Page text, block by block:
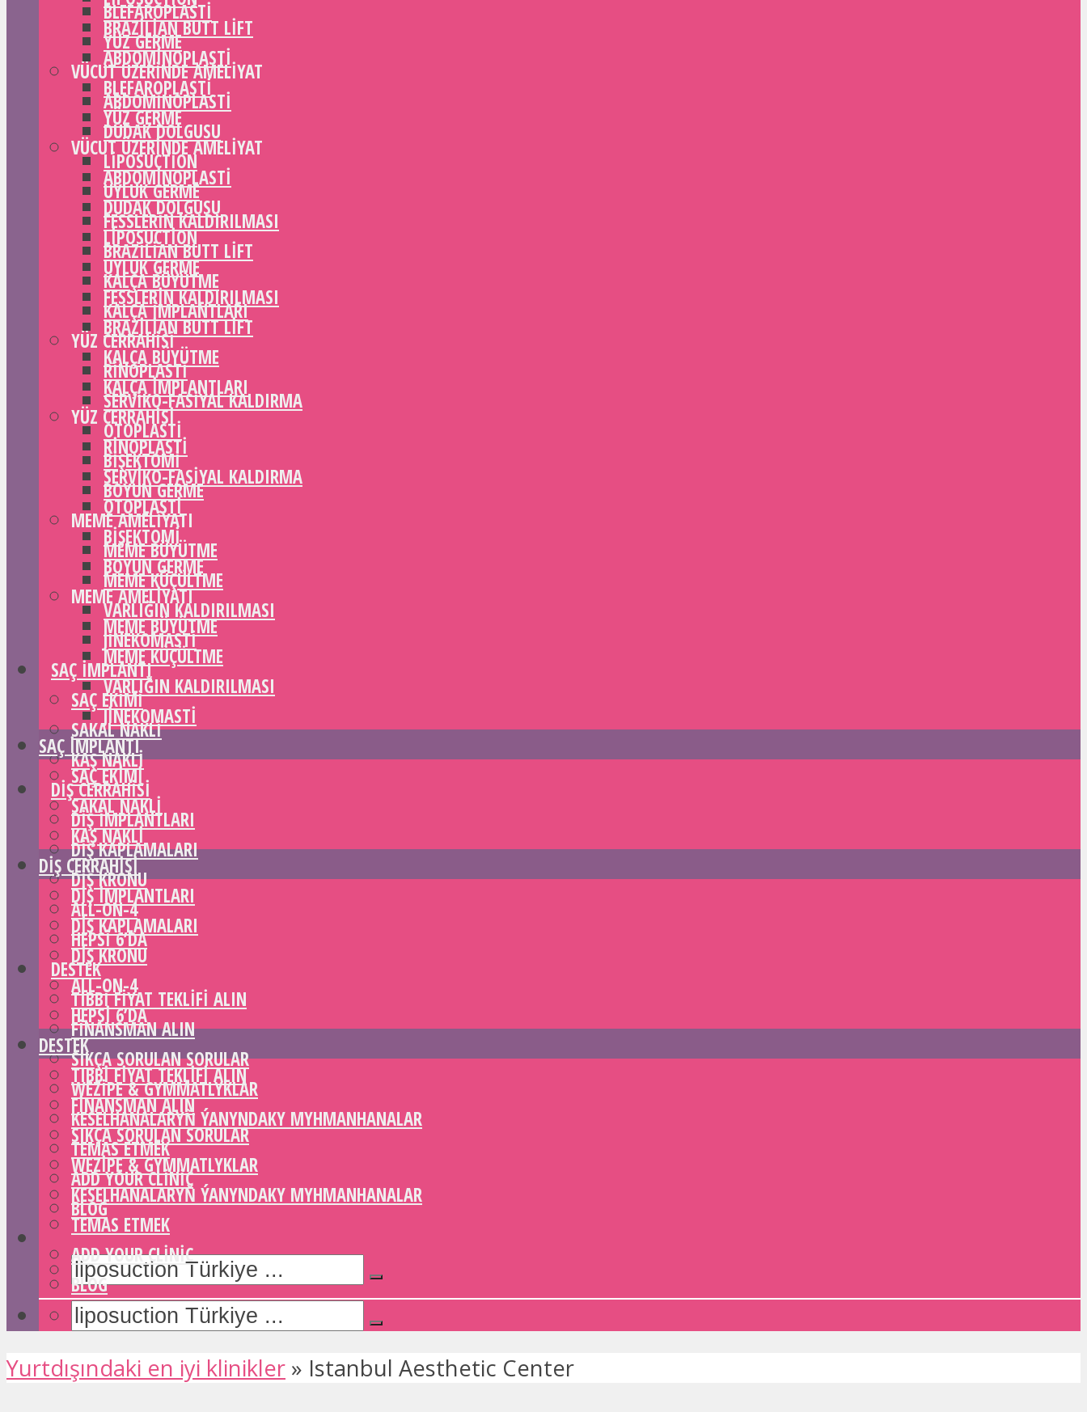
BLEFAROPLASTI
YÜZ GERME
VÜCUT ÜZERINDE AMELIYAT
ABDOMINOPLASTI
DUDAK DOLGUSU
LIPOSUCTION
UYLUK GERME
FESSLERIN KALDIRILMASI
BRAZILIAN BUTT LIFT
KALÇA BÜYÜTME
KALÇA IMPLANTLARI
YÜZ CERRAHISI
RINOPLASTI
SERVIKO-FASIYAL KALDIRMA
OTOPLASTI
BIŞEKTOMI
BOYUN GERME
MEME AMELIYATI
MEME BÜYÜTME
MEME KÜÇÜLTME
VARLIĞIN KALDIRILMASI
JINEKOMASTI
SAÇ IMPLANTI
SAÇ EKIMI
SAKAL NAKLI
KAŞ NAKLI
DIŞ CERRAHISI
DIŞ IMPLANTLARI
DIŞ KAPLAMALARI
DIŞ KRONU
ALL-ON-4
HEPSI 6’DA
DESTEK
TIBBI FIYAT TEKLIFI ALIN
FINANSMAN ALIN
SIKÇA SORULAN SORULAR
WEZIPE & GYMMATLYKLAR
KESELHANALARYŇ ÝANYNDAKY MYHMANHANALAR
TEMAS ETMEK
ADD YOUR CLINIC
BLOG
BRAZILIAN BUTT LIFT
ABDOMINOPLASTI
BLEFAROPLASTI
YÜZ GERME
VÜCUT ÜZERINDE AMELIYAT
ABDOMINOPLASTI
DUDAK DOLGUSU
LIPOSUCTION
UYLUK GERME
FESSLERIN KALDIRILMASI
BRAZILIAN BUTT LIFT
KALÇA BÜYÜTME
KALÇA IMPLANTLARI
YÜZ CERRAHISI
RINOPLASTI
SERVIKO-FASIYAL KALDIRMA
OTOPLASTI
BIŞEKTOMI
BOYUN GERME
MEME AMELIYATI
MEME BÜYÜTME
MEME KÜÇÜLTME
VARLIĞIN KALDIRILMASI
JINEKOMASTI
SAÇ IMPLANTI
SAÇ EKIMI
SAKAL NAKLI
KAŞ NAKLI
DIŞ CERRAHISI
DIŞ IMPLANTLARI
DIŞ KAPLAMALARI
DIŞ KRONU
ALL-ON-4
HEPSI 6’DA
DESTEK
TIBBI FIYAT TEKLIFI ALIN
FINANSMAN ALIN
SIKÇA SORULAN SORULAR
WEZIPE & GYMMATLYKLAR
KESELHANALARYŇ ÝANYNDAKY MYHMANHANALAR
TEMAS ETMEK
ADD YOUR CLINIC
BLOG
Yurtdışındaki en iyi klinikler » Istanbul Aesthetic Center